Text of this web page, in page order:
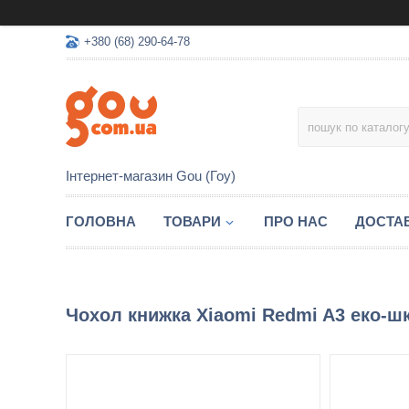
+380 (68) 290-64-78
Інтернет-магазин Gou (Гоу)
ГОЛОВНА ТОВАРИ ПРО НАС
Чохол книжка Xiaomi Redmi A3 еко-